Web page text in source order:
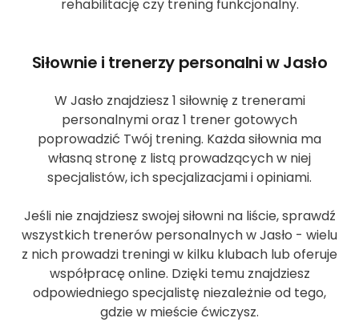
rehabilitację czy trening funkcjonalny.
Siłownie i trenerzy personalni w Jasło
W Jasło znajdziesz 1 siłownię z trenerami
personalnymi oraz 1 trener gotowych
poprowadzić Twój trening. Każda siłownia ma
własną stronę z listą prowadzących w niej
specjalistów, ich specjalizacjami i opiniami.
Jeśli nie znajdziesz swojej siłowni na liście, sprawdź
wszystkich trenerów personalnych w Jasło - wielu
z nich prowadzi treningi w kilku klubach lub oferuje
współpracę online. Dzięki temu znajdziesz
odpowiedniego specjalistę niezależnie od tego,
gdzie w mieście ćwiczysz.